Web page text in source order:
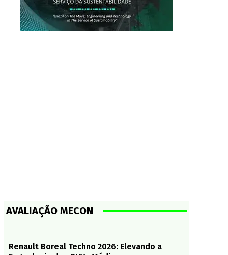
AVALIAÇÃO MECON
Renault Boreal Techno 2026: Elevando a